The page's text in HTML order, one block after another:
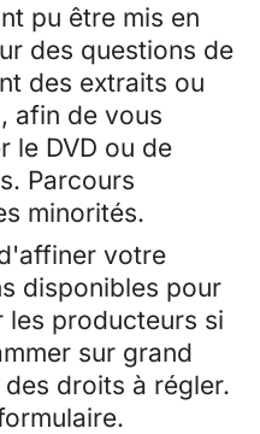
pu être mis en
des questions de
des extraits ou
afin de vous
le DVD ou de
Parcours
minorités.
votre
disponibles pour
producteurs si
sur grand
droits à régler.